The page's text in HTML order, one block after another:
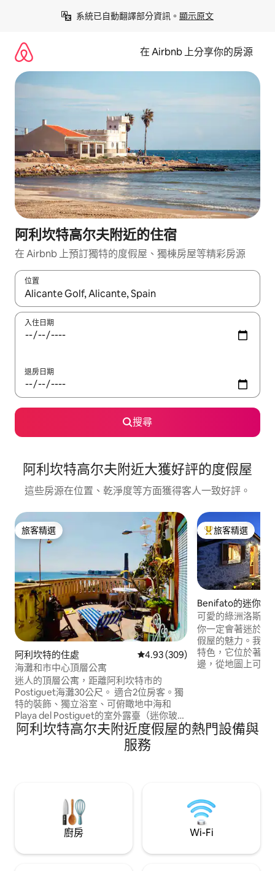
系統已自動翻譯部分資訊。 顯示原文
在 Airbnb 上分享你的房源
阿利坎特高尔夫附近的住宿
在 Airbnb 上預訂獨特的度假屋、獨棟房屋等精彩房源
位置
如有搜尋結果，瀏覽內容時請使用上下箭頭，或輕點、滑動裝置。
入住日期
退房日期
搜尋
阿利坎特高尔夫附近大獲好評的度假屋
這些房源在位置、乾淨度等方面獲得客人一致好評。
旅客精選
旅客精選
阿利坎特的住處 從 309 則評價中獲得 4.93 的平均
4.93 (309)
海灘和市中心頂層公寓
迷人的頂層公寓，距離阿利坎特市的
Postiguet海灘30公尺。 適合2位房客。獨
特的裝飾、獨立浴室、可俯瞰地中海和
Playa del Postiguet的室外露臺（迷你玻璃
廚房）。2公尺高的床（閣樓式）和沙發
床，可在事先通知後準備。 位於安靜的漁
業街區（Raval-Roig），距離市中心5分鐘
旅客精選榜首
旅客精選
Benifato的迷你屋
可愛的綠洲洛斯奧
你一定會著迷於這
假屋的魅力。我們
特色，它位於著名
邊，從地圖上可以
製涼亭、來自水池
能電力、2個淋浴
阿利坎特高尔夫附近度假屋的熱門設備與
服務
廚房 Wi-Fi